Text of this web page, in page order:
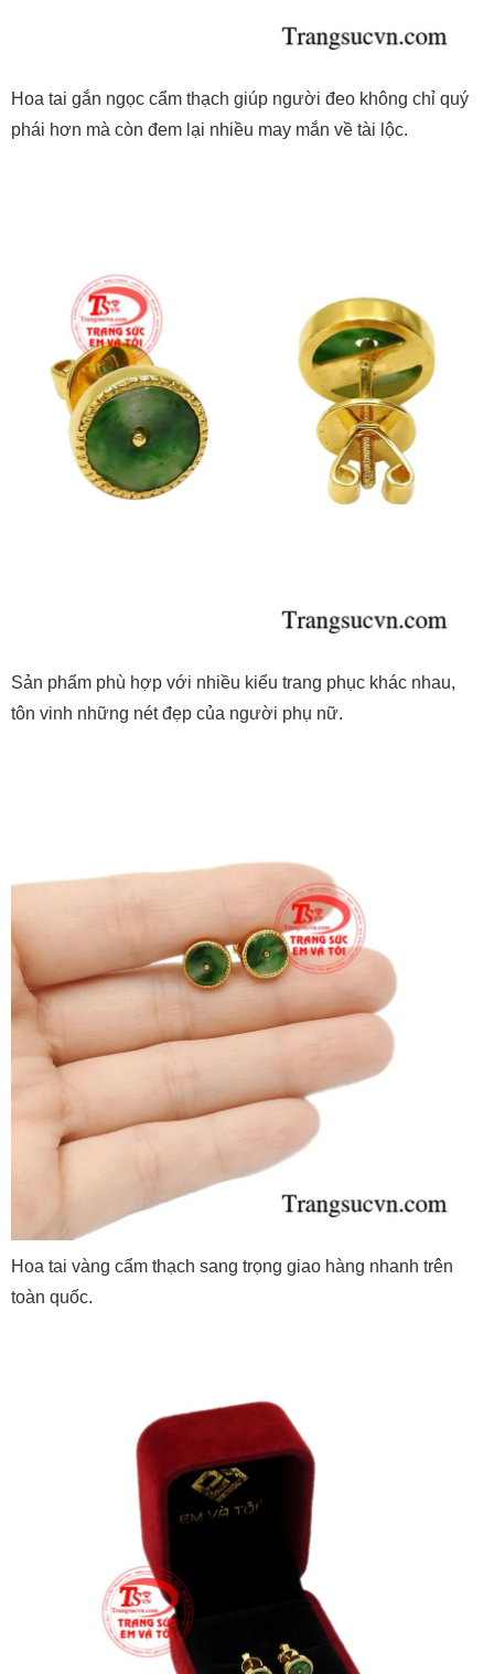
Hoa tai gắn ngọc cẩm thạch giúp người đeo không chỉ quý
phái hơn mà còn đem lại nhiều may mắn về tài lộc.
Sản phẩm phù hợp với nhiều kiểu trang phục khác nhau,
tôn vinh những nét đẹp của người phụ nữ.
Hoa tai vàng cẩm thạch sang trọng giao hàng nhanh trên
toàn quốc.